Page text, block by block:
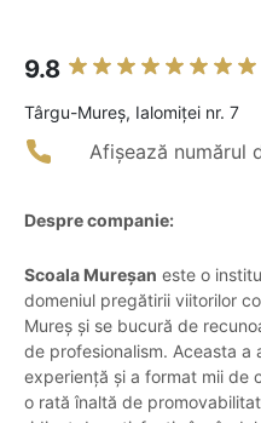
9.8
Târgu-Mureş, Ialomiței nr. 7
Afișează numărul
Despre companie:
Scoala Mureșan este o
domeniul pregătirii viitorilor
Mureș și se bucură de
de profesionalism. Aceasta
experiență și a format mii de
o rată înaltă de